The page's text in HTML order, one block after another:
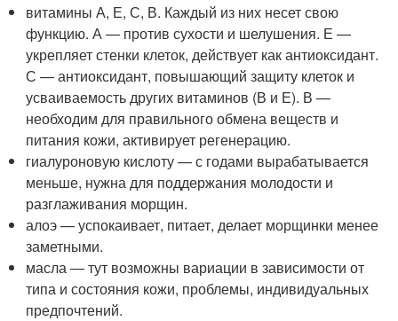
витамины А, Е, С, В. Каждый из них несет свою
функцию. А — против сухости и шелушения. Е —
укрепляет стенки клеток, действует как антиоксидант.
С — антиоксидант, повышающий защиту клеток и
усваиваемость других витаминов (В и Е). В —
необходим для правильного обмена веществ и
питания кожи, активирует регенерацию.
гиалуроновую кислоту — с годами вырабатывается
меньше, нужна для поддержания молодости и
разглаживания морщин.
алоэ — успокаивает, питает, делает морщинки менее
заметными.
масла — тут возможны вариации в зависимости от
типа и состояния кожи, проблемы, индивидуальных
предпочтений.